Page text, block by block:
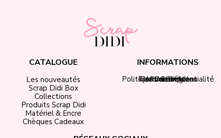
CATALOGUE
Les nouveautés
Scrap Didi Box
Collections
Produits Scrap Didi
Matériel & Encre
Chèques Cadeaux
INFORMATIONS
Contact
Mon compte
CGV
Politique de confidentialité
Mentions légales
Tarifs de livraison